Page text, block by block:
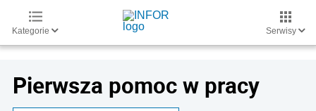
Kategorie Serwisy
Pierwsza pomoc w pracy